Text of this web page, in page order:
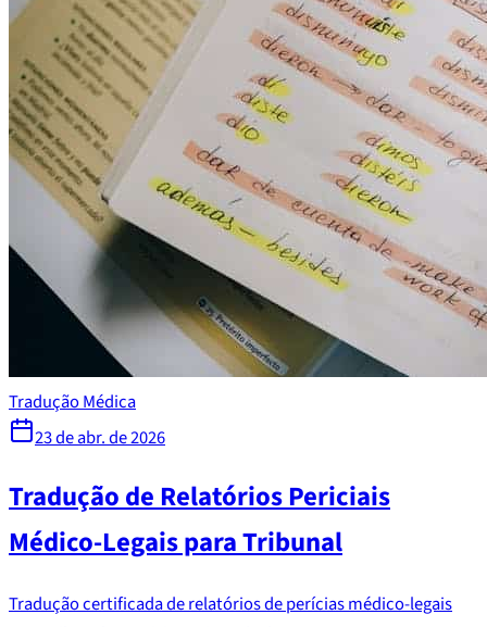
Tradução Médica
23 de abr. de 2026
Tradução de Relatórios Periciais
Médico-Legais para Tribunal
Tradução certificada de relatórios de perícias médico-legais